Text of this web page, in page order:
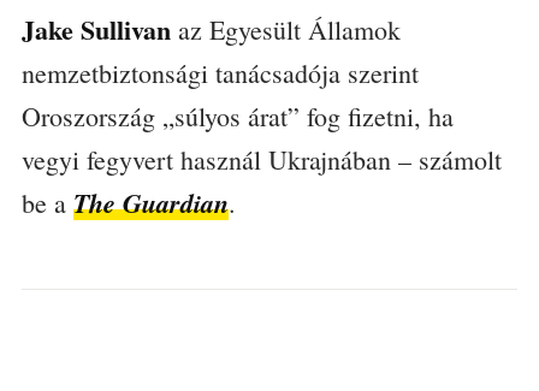
Jake Sullivanaz Egyesült Államok
nemzetbiztonsági tanácsadója szerint
Oroszország „súlyos árat” fog fizetni, ha
vegyi fegyvert használ Ukrajnában – számolt
be a The Guardian.